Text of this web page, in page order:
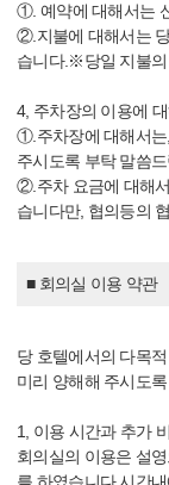
①. 예약에 대해서는
②.지불에 대해서는
습니다.※당일 지불의
4, 주차장의 이용에
①.주차장에 대해서는
주시도록 부탁 말씀
②.주차 요금에 대해
습니다만, 협의등의
■ 회의실 이용 약관
당 호텔에서의 다목
미리 양해해 주시도
1, 이용 시간과 추가
회의실의 이용은 설